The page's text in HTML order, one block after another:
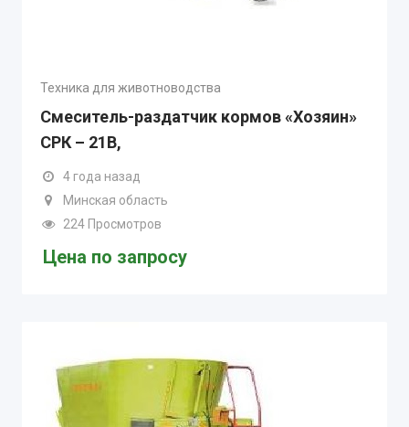
Техника для животноводства
Смеситель-раздатчик кормов «Хозяин»
СРК – 21В,
4 года назад
Минская область
224 Просмотров
Цена по запросу